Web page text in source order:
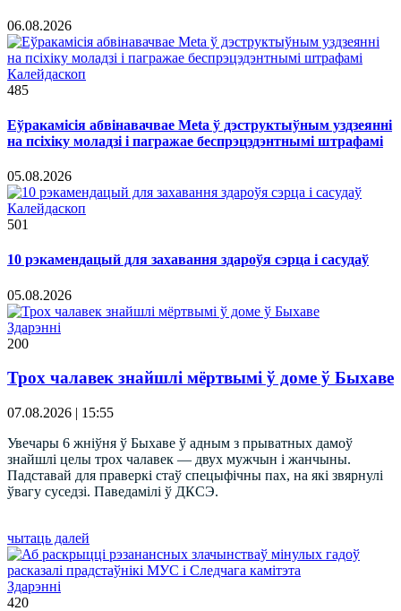
06.08.2026
Калейдаскоп
485
Еўракамісія абвінавачвае Meta ў дэструктыўным уздзеянні
на псіхіку моладзі і пагражае беспрэцэдэнтнымі штрафамі
05.08.2026
Калейдаскоп
501
10 рэкамендацый для захавання здароўя сэрца і сасудаў
05.08.2026
Здарэннi
200
Трох чалавек знайшлі мёртвымі ў доме ў Быхаве
07.08.2026 | 15:55
Увечары 6 жніўня ў Быхаве ў адным з прыватных дамоў
знайшлі целы трох чалавек — двух мужчын і жанчыны.
Падставай для праверкі стаў спецыфічны пах, на які звярнулі
ўвагу суседзі. Паведамілі ў ДКСЭ.
чытаць далей
Здарэннi
420